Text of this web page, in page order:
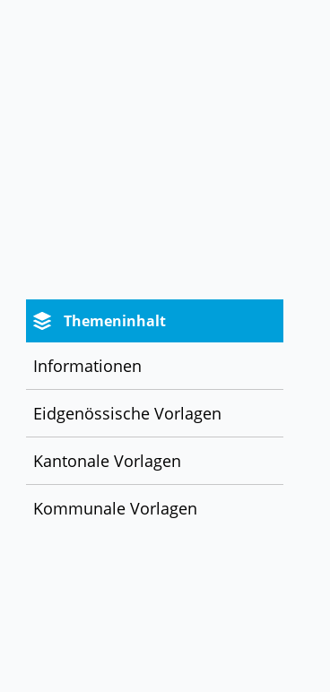
Themeninhalt
Informationen
Eidgenössische Vorlagen
Kantonale Vorlagen
Kommunale Vorlagen